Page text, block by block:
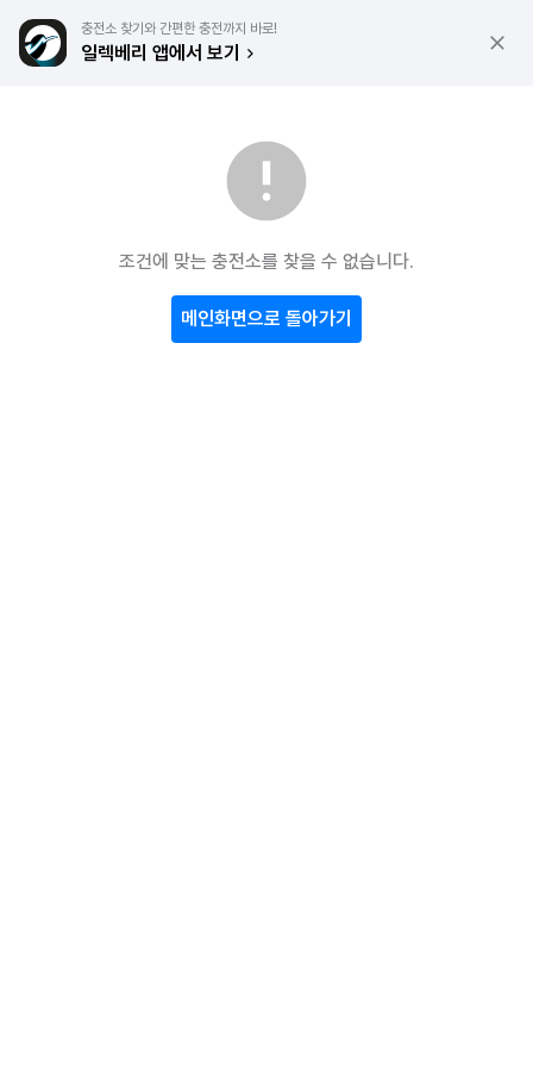
충전소 찾기와 간편한 충전까지 바로!
일렉베리 앱에서 보기
조건에 맞는 충전소를 찾을 수 없습니다.
메인화면으로 돌아가기